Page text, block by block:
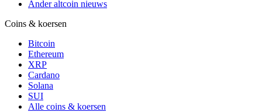
Ander altcoin nieuws
Coins & koersen
Bitcoin
Ethereum
XRP
Cardano
Solana
SUI
Alle coins & koersen